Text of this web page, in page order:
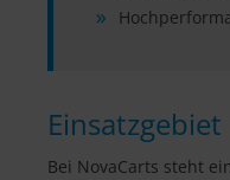
Einsatzgebiet
Bei NovaCarts steht